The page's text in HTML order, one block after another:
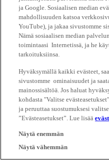
ja Google. Sosiaalisen median
mahdollisuuden katsoa
YouTube), ja jakaa sivustomme
Nämä sosiaalisen median
toimintaasi Internetissä, ja he
tarkoituksiinsa.
Hyväksymällä kaikki evästeet,
sivustomme ominaisuudet ja
mainossisältöä. Jos haluat
kohdasta "Valitse
ja peruuttaa suostumuksesi
”Evästeasetukset”. Lue lisää
Näytä enemmän
Näytä vähemmän